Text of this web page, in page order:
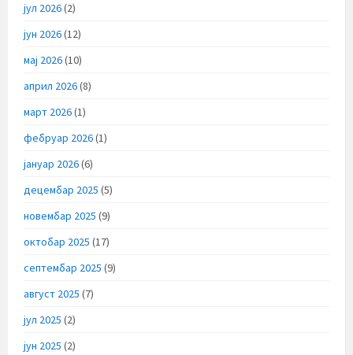
јул 2026(2)
јун 2026(12)
мај 2026(10)
април 2026(8)
март 2026(1)
фебруар 2026(1)
јануар 2026(6)
децембар 2025 (5)
новембар 2025 (9)
октобар 2025 (17)
септембар 2025 (9)
август 2025 (7)
јул 2025 (2)
јун 2025 (2)